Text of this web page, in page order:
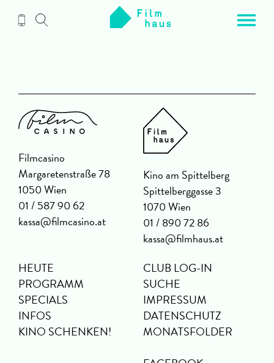
Inhalt
Filmcasino
Margaretenstraße 78
1050 Wien
01 / 587 90 62
kassa@filmcasino.at
Kino am Spittelberg
Spittelberggasse 3
1070 Wien
01 / 890 72 86
kassa@filmhaus.at
HEUTE
PROGRAMM
SPECIALS
INFOS
KINO SCHENKEN!
CLUB LOG-IN
SUCHE
IMPRESSUM
DATENSCHUTZ
MONATSFOLDER